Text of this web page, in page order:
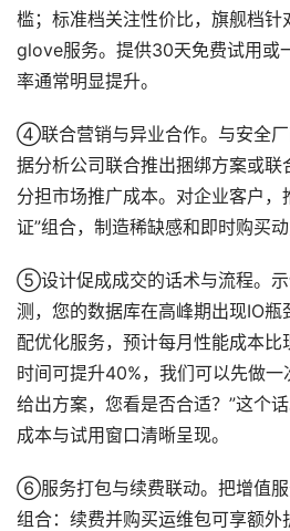
槛；标准档关注性价比，旗舰档针
glove服务。提供30天免费试用或
率通常明显提升。
④联合营销与异业合作。与安全
据分析公司联合推出捆绑方案或
分担市场推广成本。对企业客户，
证”组合，制造稀缺感和即时购买动
⑤设计促成成交的话术与流程。示
测，您的数据库在高峰期出现IO
配优化服务，预计每月性能成本比
时间可提升40%，我们可以先做
给出方案，您看是否合适？”这个
成本与试用窗口清晰呈现。
⑥服务打包与续费联动。把增值服
组合：续费并购买运维包可享额外